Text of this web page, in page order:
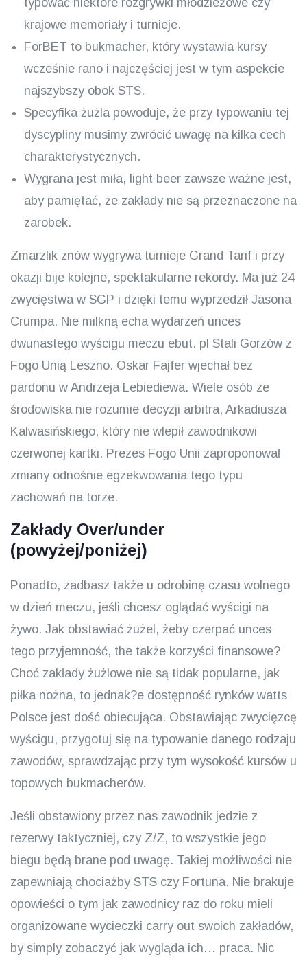
typować niektóre rozgrywki młodzieżowe czy
krajowe memoriały i turnieje.
ForBET to bukmacher, który wystawia kursy
wcześnie rano i najczęściej jest w tym aspekcie
najszybszy obok STS.
Specyfika żużla powoduje, że przy typowaniu tej
dyscypliny musimy zwrócić uwagę na kilka cech
charakterystycznych.
Wygrana jest miła, light beer zawsze ważne jest,
aby pamiętać, że zakłady nie są przeznaczone na
zarobek.
Zmarzlik znów wygrywa turnieje Grand Tarif i przy
okazji bije kolejne, spektakularne rekordy. Ma już 24
zwycięstwa w SGP i dzięki temu wyprzedził Jasona
Crumpa. Nie milkną echa wydarzeń unces
dwunastego wyścigu meczu ebut. pl Stali Gorzów z
Fogo Unią Leszno. Oskar Fajfer wjechał bez
pardonu w Andrzeja Lebiediewa. Wiele osób ze
środowiska nie rozumie decyzji arbitra, Arkadiusza
Kalwasińskiego, który nie wlepił zawodnikowi
czerwonej kartki. Prezes Fogo Unii zaproponował
zmiany odnośnie egzekwowania tego typu
zachowań na torze.
Zakłady Over/under
(powyżej/poniżej)
Ponadto, zadbasz także u odrobinę czasu wolnego
w dzień meczu, jeśli chcesz oglądać wyścigi na
żywo. Jak obstawiać żużel, żeby czerpać unces
tego przyjemność, the także korzyści finansowe?
Choć zakłady żużlowe nie są tidak popularne, jak
piłka nożna, to jednak?e dostępność rynków watts
Polsce jest dość obiecująca. Obstawiając zwycięzcę
wyścigu, przygotuj się na typowanie danego rodzaju
zawodów, sprawdzając przy tym wysokość kursów u
topowych bukmacherów.
Jeśli obstawiony przez nas zawodnik jedzie z
rezerwy taktyczniej, czy Z/Z, to wszystkie jego
biegu będą brane pod uwagę. Takiej możliwości nie
zapewniają chociażby STS czy Fortuna. Nie brakuje
opowieści o tym jak zawodnicy raz do roku mieli
organizowane wycieczki carry out swoich zakładów,
by simply zobaczyć jak wygląda ich… praca. Nic